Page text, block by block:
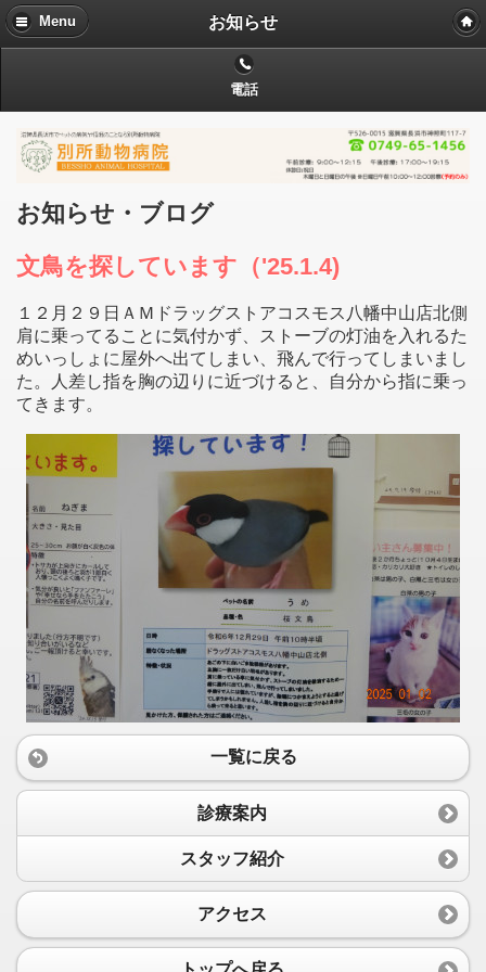
Menu お知らせ
電話
お知らせ・ブログ
文鳥を探しています（'25.1.4)
１２月２９日ＡＭドラッグストアコスモス八幡中山店北側
肩に乗ってることに気付かず、ストーブの灯油を入れるた
めいっしょに屋外へ出てしまい、飛んで行ってしまいまし
た。人差し指を胸の辺りに近づけると、自分から指に乗っ
てきます。
一覧に戻る
診療案内
スタッフ紹介
アクセス